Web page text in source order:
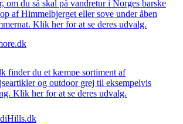
om du så skal på vandretur i Norges barske
af Himmelbjerget eller sove under åben
Klik her for at se deres udvalg.
finder du et kæmpe sortiment af
og outdoor grej til eksempelvis
Klik her for at se deres udvalg.